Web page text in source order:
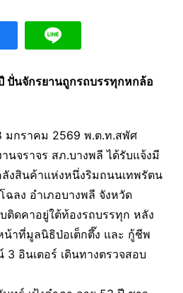
ปั่นจักรยานถูกรถบรรทุกหกล้อ
มกราคม 2569 พ.ต.ท.สพัศ
นจราจร สภ.บางพลี ได้รับแจ้งมี
ลังสินค้าแห่งหนึ่งริมถนนเทพรัตน
ฉลง อำเภอบางพลี จังหวัด
ติดคาอยู่ใต้ท้องรถบรรทุก หลัง
น้าที่มูลนิธิป่อเต็กตึ๊ง และ กู้ชีพ
3 อินเตอร์ เดินทางตรวจสอบ